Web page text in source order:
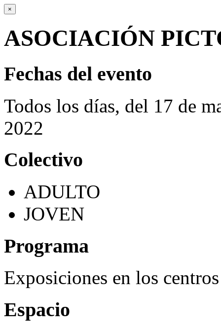
×
ASOCIACIÓN
Fechas del evento
Todos los días, del 17 de
2022
Colectivo
ADULTO
JOVEN
Programa
Exposiciones en los
Espacio